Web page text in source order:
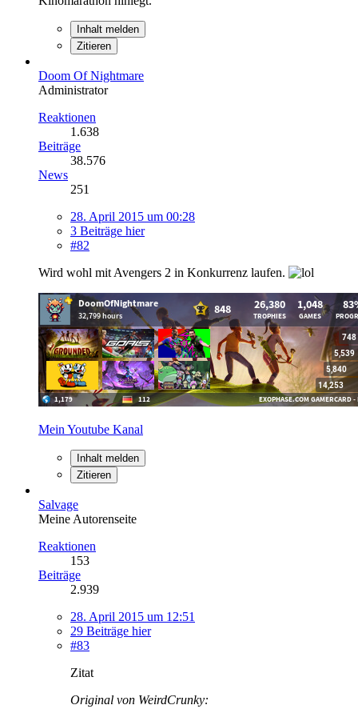
Inhalt melden
Zitieren
Doom Of Nightmare
Administrator
Reaktionen
1.638
Beiträge
38.576
News
251
28. April 2015 um 00:28
3 Beiträge hier
#82
Wird wohl mit Avengers 2 in Konkurrenz laufen.
Mein Youtube Kanal
Inhalt melden
Zitieren
Salvage
Meine Autorenseite
Reaktionen
153
Beiträge
2.939
28. April 2015 um 12:51
29 Beiträge hier
#83
Zitat
Original von WeirdCrunky: